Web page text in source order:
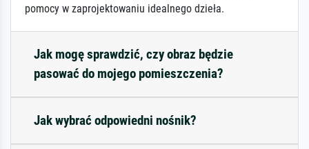
pomocy w zaprojektowaniu idealnego dzieła.
Jak mogę sprawdzić, czy obraz będzie
pasować do mojego pomieszczenia?
Jak wybrać odpowiedni nośnik?